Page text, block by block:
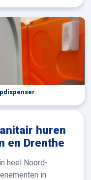
.
huren
en Drenthe
heel Noord-
in